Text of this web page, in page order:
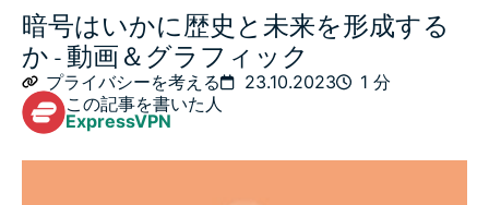
暗号化とは何か、なぜ必要なのか？
暗号化に対する5つの最大の脅威
暗号化の未来：量子時代のデータ保護
暗号はいかに歴史と未来を形成する
か - 動画＆グラフィック
プライバシーを考える 23.10.2023
1 分
この記事を書いた人
ExpressVPN